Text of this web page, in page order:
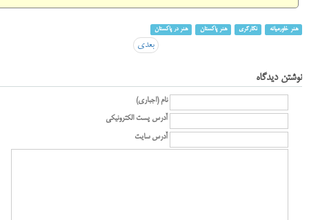
هنر خاورمیانه نگارگری هنر پاکستان هنر در پاکستان
بعدی
نوشتن دیدگاه
نام (اجباری)
آدرس پست الکترونیکی
آدرس سایت